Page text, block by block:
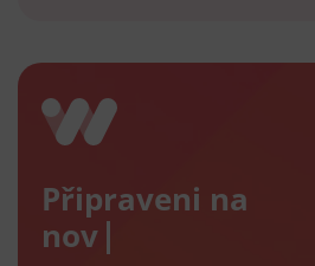
Připraveni na
nový e-s